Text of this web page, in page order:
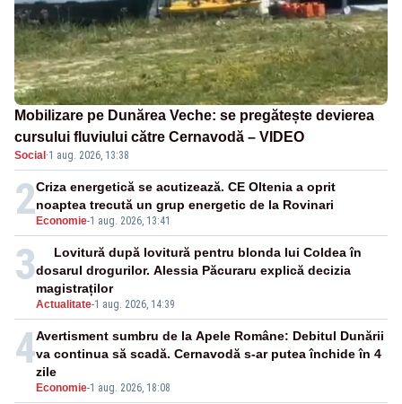
Mobilizare pe Dunărea Veche: se pregătește devierea
cursului fluviului către Cernavodă – VIDEO
Social·1 aug. 2026, 13:38
2Economie-1 aug. 2026, 13:41
Criza energetică se acutizează. CE Oltenia a oprit
noaptea trecută un grup energetic de la Rovinari
3
Actualitate-1 aug. 2026, 14:39
Lovitură după lovitură pentru blonda lui Coldea în
dosarul drogurilor. Alessia Păcuraru explică decizia
magistraților
4
Economie-1 aug. 2026, 18:08
Avertisment sumbru de la Apele Române: Debitul Dunării
va continua să scadă. Cernavodă s-ar putea închide în 4
zile